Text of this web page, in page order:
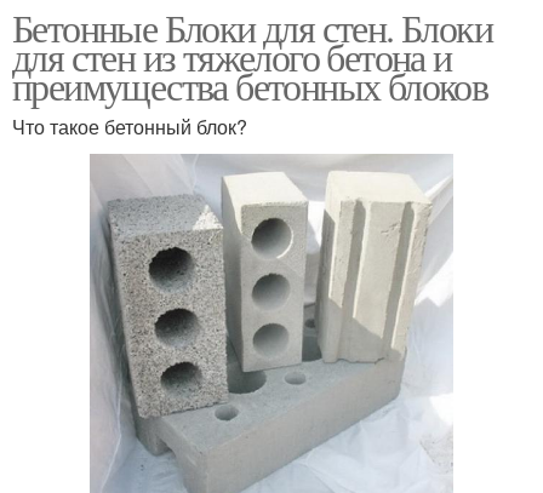
Бетонные Блоки для стен. Блоки
для стен из тяжелого бетона и
преимущества бетонных блоков
Что такое бетонный блок?